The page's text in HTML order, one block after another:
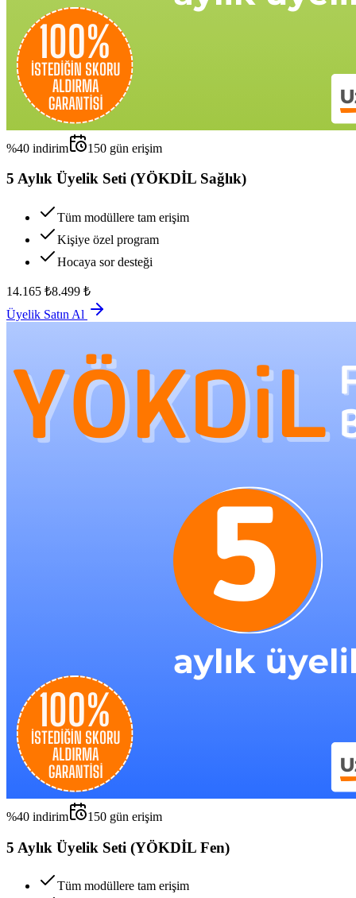
%40 indirim 150 gün erişim
5 Aylık Üyelik Seti (YÖKDİL Sağlık)
Tüm modüllere tam erişim
Kişiye özel program
Hocaya sor desteği
14.165 ₺8.499 ₺
Üyelik Satın Al
%40 indirim 150 gün erişim
5 Aylık Üyelik Seti (YÖKDİL Fen)
Tüm modüllere tam erişim